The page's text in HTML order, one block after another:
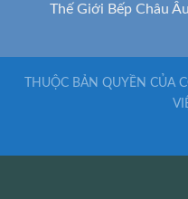
Thế Giới Bếp Châu Âu
THUỘC BẢN QUYỀN CỦA